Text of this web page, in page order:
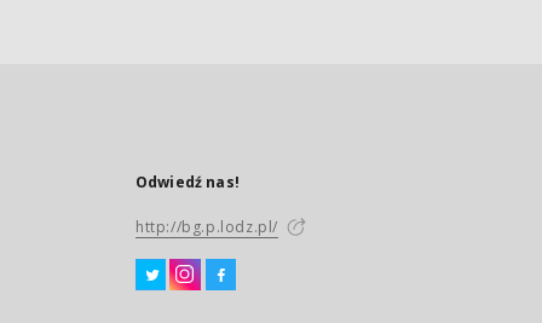
Odwiedź nas!
http://bg.p.lodz.pl/